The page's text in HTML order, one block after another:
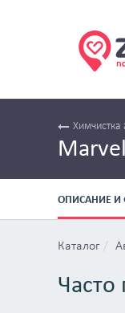
Химчистка
ОПИСАНИЕ И
Каталог